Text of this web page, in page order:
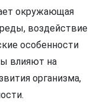
окружающая
воздействие
особенности
влияют на
организма,